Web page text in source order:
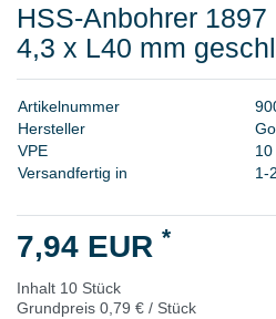
HSS-Anbohrer
4,3 x L40 mm
Artikelnummer 90
Hersteller Go
VPE 10
Versandfertig in
1-
7,94 EUR *
Inhalt 10 Stück
Grundpreis 0,79 € / Stück